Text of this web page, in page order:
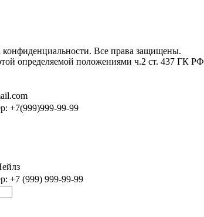
Все права защищены.
определяемой положениями ч.2 ст. 437 ГК РФ
+7(999)999-99-99
+7 (999) 999-99-99